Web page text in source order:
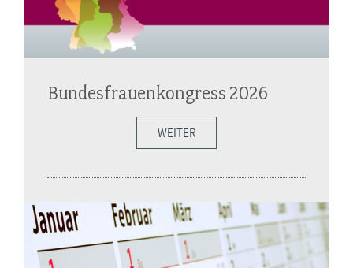
Bundesfrauenkongress 2026
WEITER